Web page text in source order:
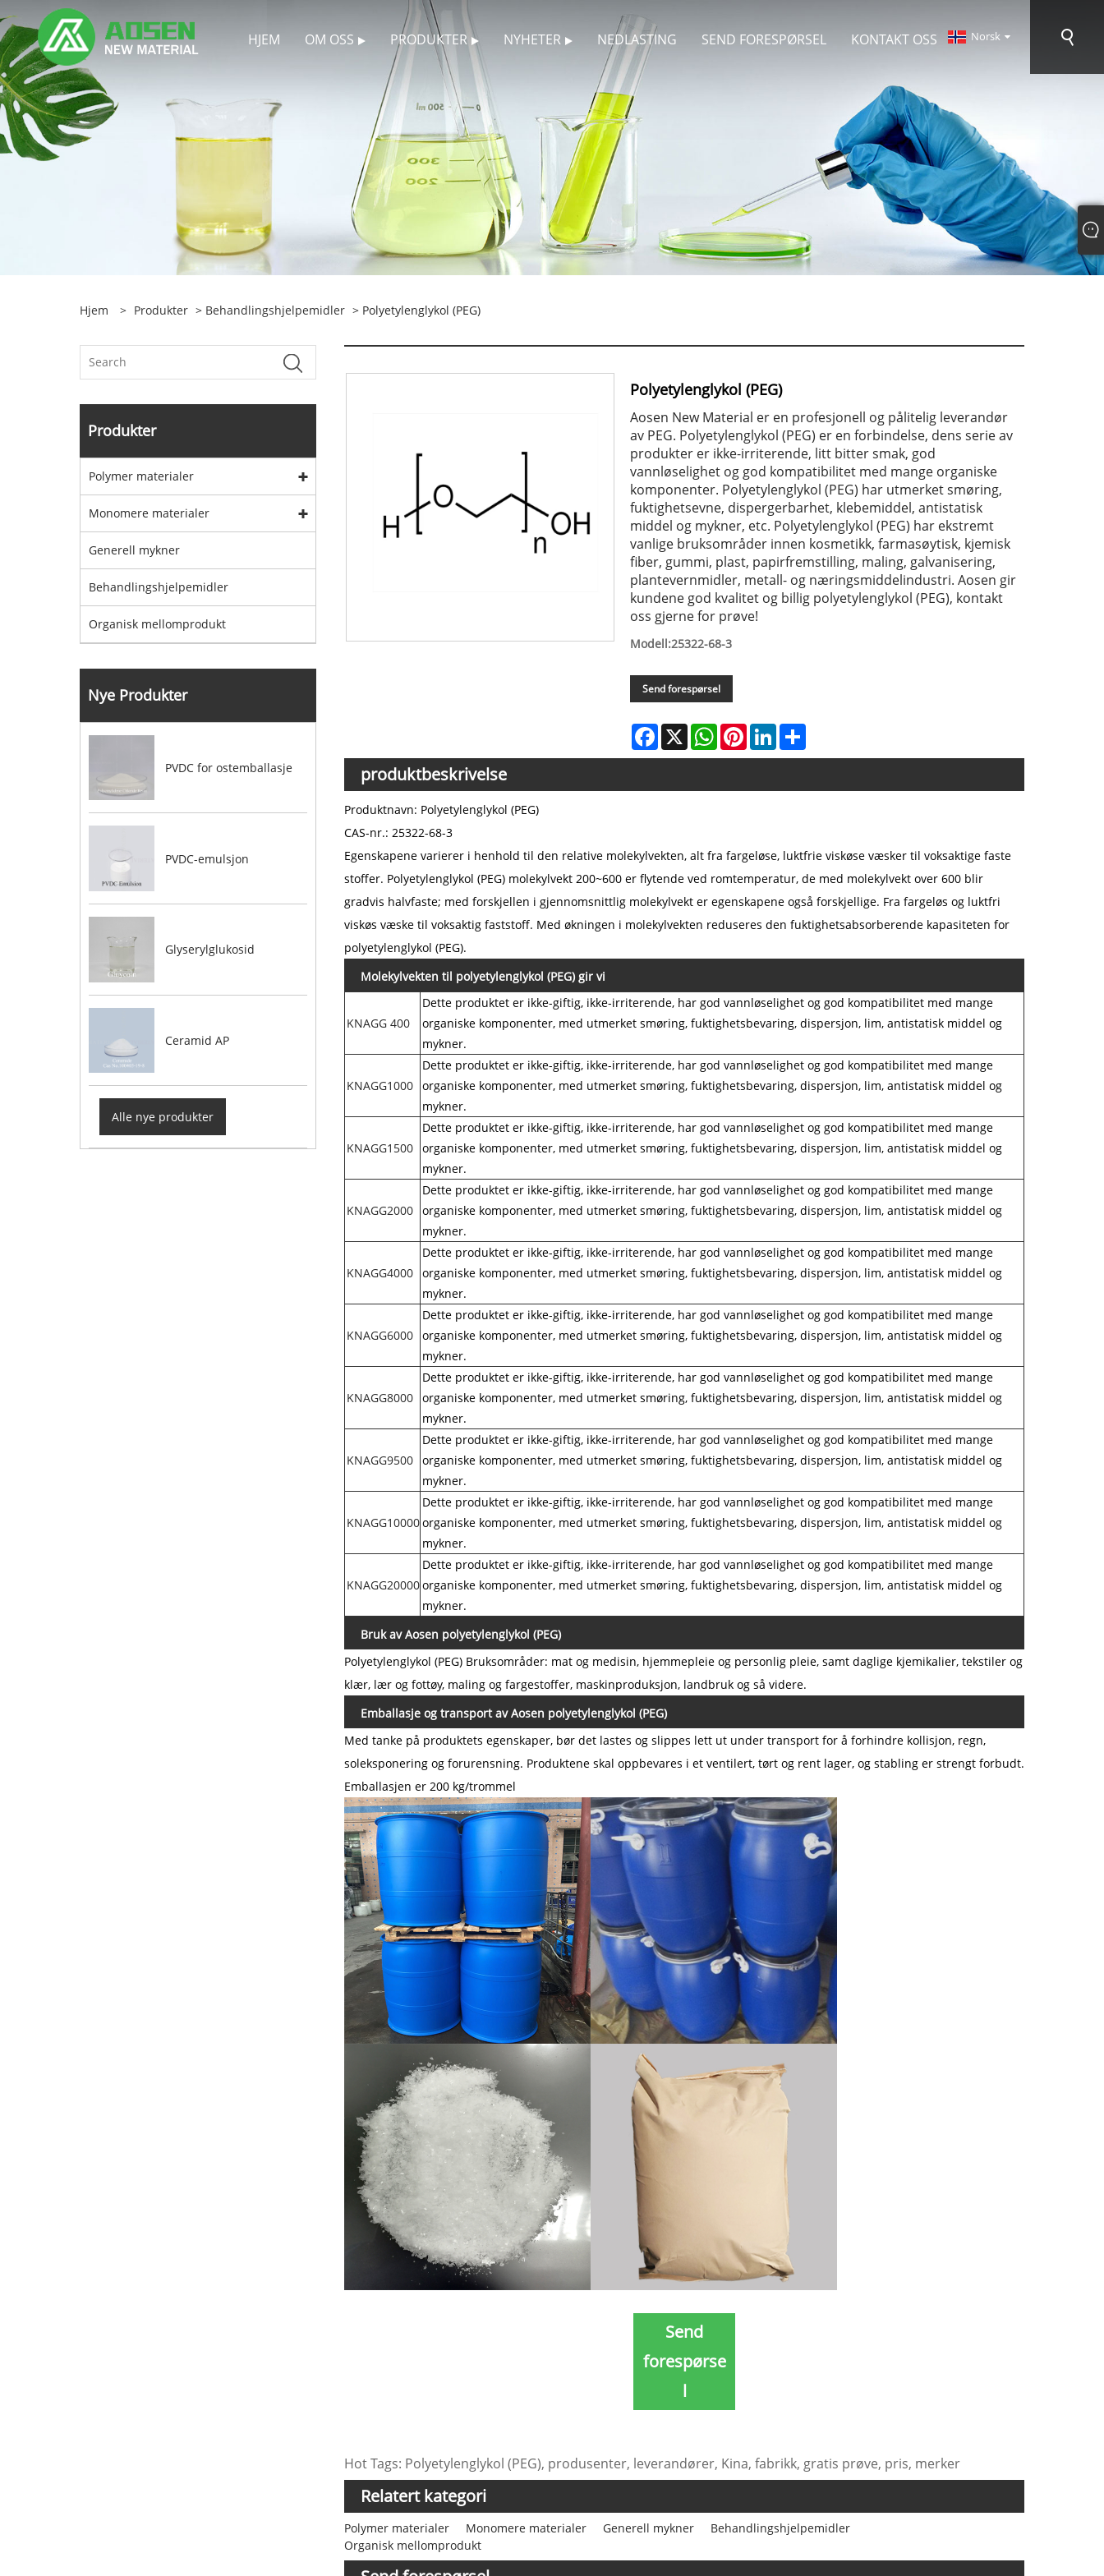
HJEM OM OSS PRODUKTER NYHETER NEDLASTING SEND FORESPØRSEL KONTAKT OSS Norsk‎
Hjem > Produkter > Behandlingshjelpemidler > Polyetylenglykol (PEG)
Produkter
Polymer materialer
Monomere materialer
Generell mykner
Behandlingshjelpemidler
Organisk mellomprodukt
Nye Produkter
PVDC for ostemballasje
PVDC-emulsjon
Glyserylglukosid
Ceramid AP
Alle nye produkter
Polyetylenglykol (PEG)
Aosen New Material er en profesjonell og pålitelig leverandør
av PEG. Polyetylenglykol (PEG) er en forbindelse, dens serie av
produkter er ikke-irriterende, litt bitter smak, god
vannløselighet og god kompatibilitet med mange organiske
komponenter. Polyetylenglykol (PEG) har utmerket smøring,
fuktighetsevne, dispergerbarhet, klebemiddel, antistatisk
middel og mykner, etc. Polyetylenglykol (PEG) har ekstremt
vanlige bruksområder innen kosmetikk, farmasøytisk, kjemisk
fiber, gummi, plast, papirfremstilling, maling, galvanisering,
plantevernmidler, metall- og næringsmiddelindustri. Aosen gir
kundene god kvalitet og billig polyetylenglykol (PEG), kontakt
oss gjerne for prøve!
Modell:25322-68-3
Send forespørsel
Facebook
X WhatsAppPinterestLinkedInShare
produktbeskrivelse
Produktnavn: Polyetylenglykol (PEG)
CAS-nr.: 25322-68-3
Egenskapene varierer i henhold til den relative molekylvekten, alt fra fargeløse, luktfrie viskøse væsker til voksaktige faste
stoffer. Polyetylenglykol (PEG) molekylvekt 200~600 er flytende ved romtemperatur, de med molekylvekt over 600 blir
gradvis halvfaste; med forskjellen i gjennomsnittlig molekylvekt er egenskapene også forskjellige. Fra fargeløs og luktfri
viskøs væske til voksaktig faststoff. Med økningen i molekylvekten reduseres den fuktighetsabsorberende kapasiteten for
polyetylenglykol (PEG).
Molekylvekten til polyetylenglykol (PEG) gir vi
KNAGG 400
Dette produktet er ikke-giftig, ikke-irriterende, har god vannløselighet og god kompatibilitet med mange
organiske komponenter, med utmerket smøring, fuktighetsbevaring, dispersjon, lim, antistatisk middel og
mykner.
KNAGG1000
Dette produktet er ikke-giftig, ikke-irriterende, har god vannløselighet og god kompatibilitet med mange
organiske komponenter, med utmerket smøring, fuktighetsbevaring, dispersjon, lim, antistatisk middel og
mykner.
KNAGG1500
Dette produktet er ikke-giftig, ikke-irriterende, har god vannløselighet og god kompatibilitet med mange
organiske komponenter, med utmerket smøring, fuktighetsbevaring, dispersjon, lim, antistatisk middel og
mykner.
KNAGG2000
Dette produktet er ikke-giftig, ikke-irriterende, har god vannløselighet og god kompatibilitet med mange
organiske komponenter, med utmerket smøring, fuktighetsbevaring, dispersjon, lim, antistatisk middel og
mykner.
KNAGG4000
Dette produktet er ikke-giftig, ikke-irriterende, har god vannløselighet og god kompatibilitet med mange
organiske komponenter, med utmerket smøring, fuktighetsbevaring, dispersjon, lim, antistatisk middel og
mykner.
KNAGG6000
Dette produktet er ikke-giftig, ikke-irriterende, har god vannløselighet og god kompatibilitet med mange
organiske komponenter, med utmerket smøring, fuktighetsbevaring, dispersjon, lim, antistatisk middel og
mykner.
KNAGG8000
Dette produktet er ikke-giftig, ikke-irriterende, har god vannløselighet og god kompatibilitet med mange
organiske komponenter, med utmerket smøring, fuktighetsbevaring, dispersjon, lim, antistatisk middel og
mykner.
KNAGG9500
Dette produktet er ikke-giftig, ikke-irriterende, har god vannløselighet og god kompatibilitet med mange
organiske komponenter, med utmerket smøring, fuktighetsbevaring, dispersjon, lim, antistatisk middel og
mykner.
KNAGG10000
Dette produktet er ikke-giftig, ikke-irriterende, har god vannløselighet og god kompatibilitet med mange
organiske komponenter, med utmerket smøring, fuktighetsbevaring, dispersjon, lim, antistatisk middel og
mykner.
KNAGG20000
Dette produktet er ikke-giftig, ikke-irriterende, har god vannløselighet og god kompatibilitet med mange
organiske komponenter, med utmerket smøring, fuktighetsbevaring, dispersjon, lim, antistatisk middel og
mykner.
Bruk av Aosen polyetylenglykol (PEG)
Polyetylenglykol (PEG) Bruksområder: mat og medisin, hjemmepleie og personlig pleie, samt daglige kjemikalier, tekstiler og
klær, lær og fottøy, maling og fargestoffer, maskinproduksjon, landbruk og så videre.
Emballasje og transport av Aosen polyetylenglykol (PEG)
Med tanke på produktets egenskaper, bør det lastes og slippes lett ut under transport for å forhindre kollisjon, regn,
soleksponering og forurensning. Produktene skal oppbevares i et ventilert, tørt og rent lager, og stabling er strengt forbudt.
Emballasjen er 200 kg/trommel
Send
forespørse
l
Hot Tags: Polyetylenglykol (PEG), produsenter, leverandører, Kina, fabrikk, gratis prøve, pris, merker
Relatert kategori
Polymer materialer Monomere materialer Generell mykner
Behandlingshjelpemidler
Organisk mellomprodukt